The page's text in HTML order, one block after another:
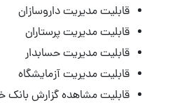
قابلیت مدیریت داروسازان
قابلیت مدیریت پرستاران
قابلیت مدیریت حسابدار
قابلیت مدیریت آزمایشگاه
قابلیت مشاهده گزارش بانک